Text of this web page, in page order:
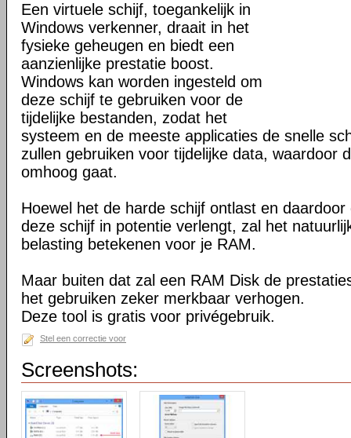
Een virtuele schijf, toegankelijk in
Windows verkenner, draait in het
fysieke geheugen en biedt een
aanzienlijke prestatie boost.
Windows kan worden ingesteld om
deze schijf te gebruiken voor de
tijdelijke bestanden, zodat het
systeem en de meeste applicaties de snelle
zullen gebruiken voor tijdelijke data, waardoor
omhoog gaat.
Hoewel het de harde schijf ontlast en
deze schijf in potentie verlengt, zal het
belasting betekenen voor je RAM.
Maar buiten dat zal een RAM Disk de
het gebruiken zeker merkbaar verhogen.
Deze tool is gratis voor privégebruik.
Stel een correctie voor
Screenshots: